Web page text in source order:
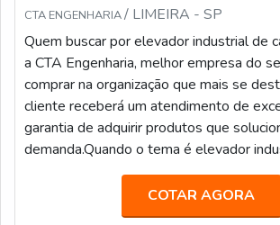
CTA ENGENHARIA/ LIMEIRA - SP
Quem buscar por elevador industrial de
a CTA Engenharia, melhor empresa do
comprar na organização que mais se
cliente receberá um atendimento de
garantia de adquirir produtos que
demanda.Quando o tema é elevador
com a CTA Engenharia o cliente
e comprometimento com o resultado
ELEVADOR IN...
COTAR AGORA